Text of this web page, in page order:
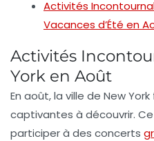
Activités
Vacances d’Été en
Activités
York en Août
En août, la ville de New York
captivantes à découvrir.
participer à des concerts